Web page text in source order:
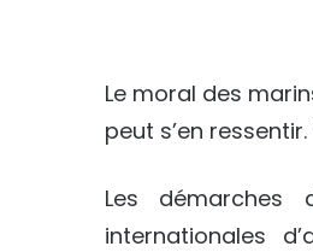
Le moral des
peut s’en
Les démarches
internationales